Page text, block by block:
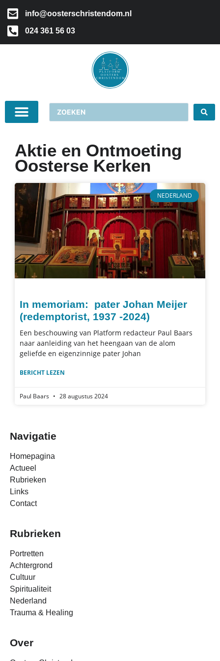
info@oosterschristendom.nl
024 361 56 03
Aktie en Ontmoeting
Oosterse Kerken
NEDERLAND
In memoriam: pater Johan Meijer
(redemptorist, 1937 -2024)
Een beschouwing van Platform redacteur Paul Baars
naar aanleiding van het heengaan van de alom
geliefde en eigenzinnige pater Johan
BERICHT LEZEN
Paul Baars 28 augustus 2024
Navigatie
Homepagina
Actueel
Rubrieken
Links
Contact
Rubrieken
Portretten
Achtergrond
Cultuur
Spiritualiteit
Nederland
Trauma & Healing
Over